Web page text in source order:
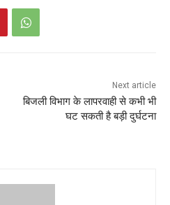
Next article
बिजली विभाग के लापरवाही से कभी भी
घट सकती है बड़ी दुर्घटना